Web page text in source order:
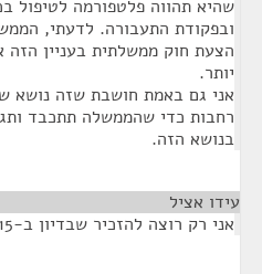
שהיא תהווה פלטפורמה לטיפול
ובפקודת התעבורה. לדעתי,
הצעת חוק ממשלתית בעניין הזה
יותר.
אני גם באמת חושבת שזה נושא
רחבות כדי שהממשלה תתכבד
בנושא הזה.
עידו אציל
אני רק רוצה להזכיר שבדיון ב-15 במאי - -